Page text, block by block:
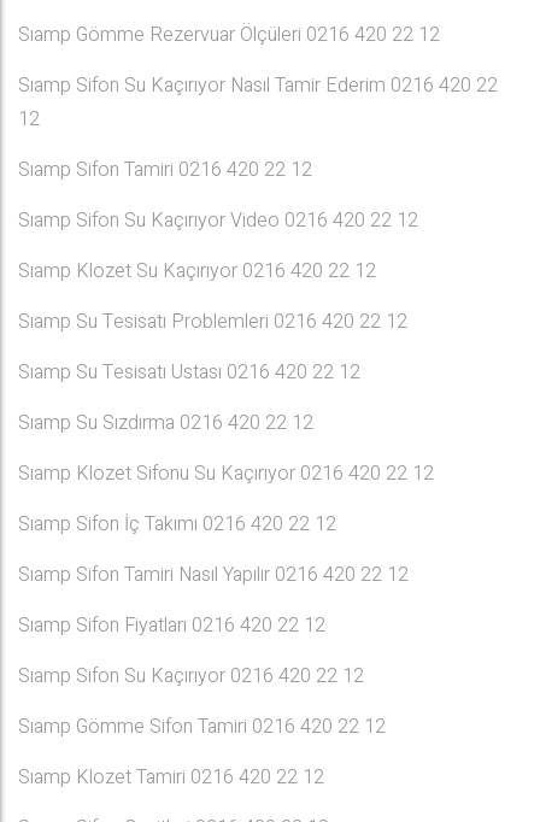
Sıamp Gömme Rezervuar Ölçüleri 0216 420 22 12
Sıamp Sifon Su Kaçırıyor Nasıl Tamir Ederim 0216 420 22
12
Sıamp Sifon Tamiri 0216 420 22 12
Sıamp Sifon Su Kaçırıyor Video 0216 420 22 12
Sıamp Klozet Su Kaçırıyor 0216 420 22 12
Sıamp Su Tesisatı Problemleri 0216 420 22 12
Sıamp Su Tesisatı Ustası 0216 420 22 12
Sıamp Su Sızdırma 0216 420 22 12
Sıamp Klozet Sifonu Su Kaçırıyor 0216 420 22 12
Sıamp Sifon İç Takımı 0216 420 22 12
Sıamp Sifon Tamiri Nasıl Yapılır 0216 420 22 12
Sıamp Sifon Fiyatları 0216 420 22 12
Sıamp Sifon Su Kaçırıyor 0216 420 22 12
Sıamp Gömme Sifon Tamiri 0216 420 22 12
Sıamp Klozet Tamiri 0216 420 22 12